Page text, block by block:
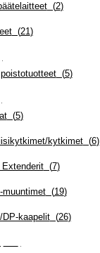
(2)
(21)
(5)
(5)
kytkimet(6)
Extenderit(7)
muuntimet(19)
DP-kaapelit(26)